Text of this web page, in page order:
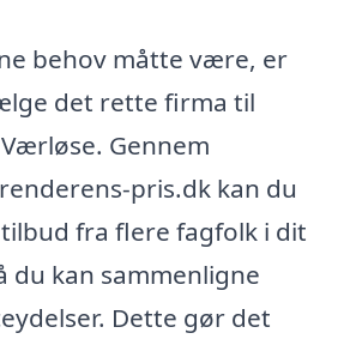
behov måtte være, er
det rette firma til
Gennem
pris.dk kan du
fra flere fagfolk i dit
du kan sammenligne
Dette gør det